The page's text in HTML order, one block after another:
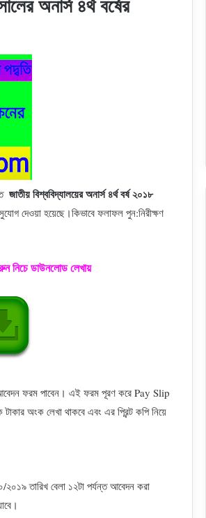
অনার্স ৪র্থ বর্ষের
জাতীয় বিশ্ববিদ্যালয়ের অনার্স ৪র্থ বর্ষ ২০১৮
দেওয়া হয়েছে।কিভাবে ফলাফল পুন:নিরীক্ষণ
নিচে ডাউনলোড লেখায়
আবেদন ফরম পাবেন। এই ফরম পূরণ করে Pay Slip
অংক লেখা থাকবে এবং এর প্রিন্ট কপি নিয়ে
তারিখ বেলা ১২টা পর্যন্ত আবেদন করা